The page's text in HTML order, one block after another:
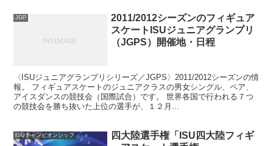
JGP
2011/2012シーズンのフィギュア
スケートISUジュニアグランプリ
（JGPS）開催地・日程
〈ISUジュニアグランプリシリーズ／JGPS〉2011/2012シーズンの情
報。 フィギュアスケートのジュニアクラスの男女シングル、ペア、
アイスダンスの競技会（国際試合）です。 世界各国で行われる７つ
の競技会を勝ち抜いた上位の選手が、１２月...
ISUチャンピオンシップ
四大陸選手権「ISU四大陸フィギ